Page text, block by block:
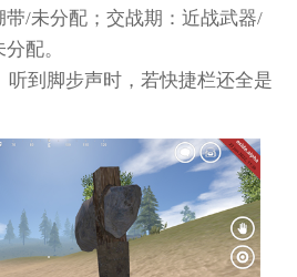
/未分配；交战期：近战武器/
配。
听到脚步声时，若快捷栏还全是